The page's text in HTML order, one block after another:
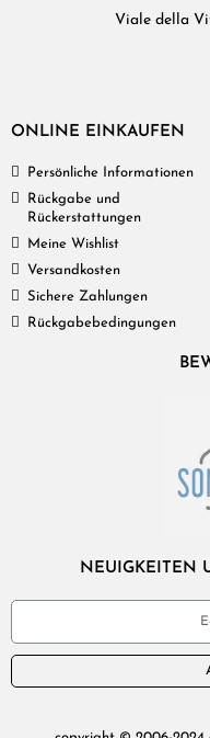
Viale della
ONLINE EINKAUFEN
Persönliche Informationen
Rückgabe und
Rückerstattungen
Meine Wishlist
Versandkosten
Sichere Zahlungen
Rückgabebedingungen
NEUIGKEITEN